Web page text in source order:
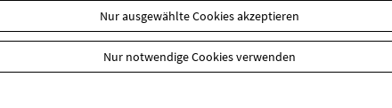
Nur ausgewählte Cookies akzeptieren
Nur notwendige Cookies verwenden